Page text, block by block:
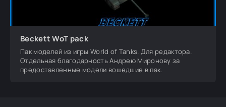
Beckett WoT pack
Пак моделей из игры World of Tanks. Для редактора.
Отдельная благодарность Андрею Миронову за
предоставленные модели вошедшие в пак.